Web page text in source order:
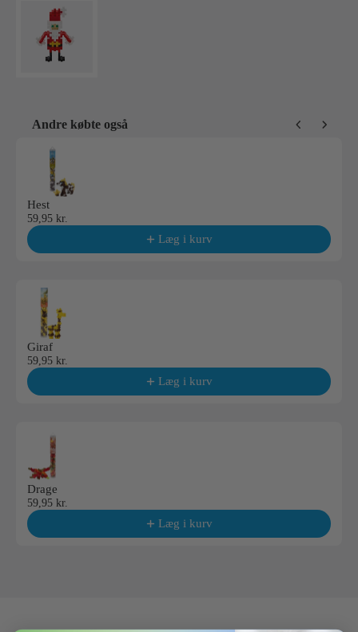
Andre købte også
Hest
59,95 kr.
Læg i kurv
Giraf
59,95 kr.
Læg i kurv
Drage
59,95 kr.
Læg i kurv